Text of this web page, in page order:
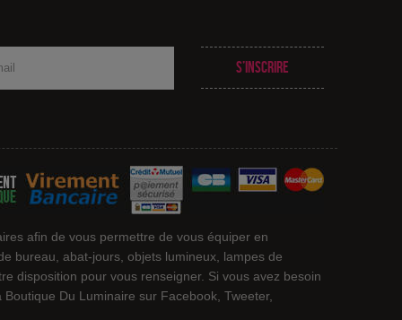
S’inscrire
afin de vous permettre de vous équiper en
bureau, abat-jours, objets lumineux, lampes de
disposition pour vous renseigner. Si vous avez besoin
Du Luminaire sur Facebook, Tweeter,